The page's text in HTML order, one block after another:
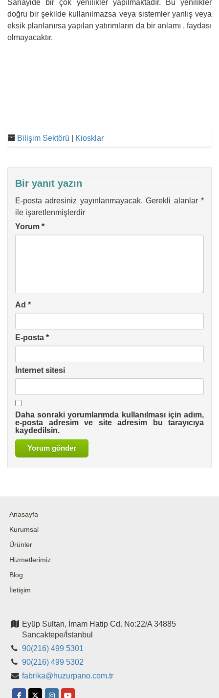
Sanayide bir çok yenilikler yapılmaktadır. Bu yenilikler
doğru bir şekilde kullanılmazsa veya sistemler yanlış veya
eksik planlanırsa yapılan yatırımların da bir anlamı , faydası
olmayacaktır.
Bilişim Sektörü Kiosklar
Bir yanıt yazın
E-posta adresiniz yayınlanmayacak. Gerekli alanlar*
ile işaretlenmişlerdir
Yorum *
Ad *
E-posta *
İnternet sitesi
Daha sonraki yorumlarımda kullanılması için adım,
e-posta adresim ve site adresim bu tarayıcıya
kaydedilsin.
Anasayfa
Kurumsal
Ürünler
Hizmetlerimiz
Blog
İletişim
Eyüp Sultan, İmam Hatip Cd. No:22/A 34885
Sancaktepe/İstanbul
90(216) 499 5301
90(216) 499 5302
fabrika@huzurpano.com.tr